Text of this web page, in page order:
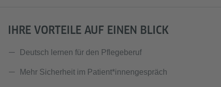
IHRE VORTEILE AUF EINEN BLICK
Deutsch lernen für den Pflegeberuf
Mehr Sicherheit im Patient*innengespräch